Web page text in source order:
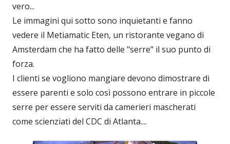
vero...
Le immagini qui sotto sono inquietanti e fanno
vedere il Metiamatic Eten, un ristorante vegano di
Amsterdam che ha fatto delle "serre" il suo punto di
forza.
I clienti se vogliono mangiare devono dimostrare di
essere parenti e solo così possono entrare in piccole
serre per essere serviti da camerieri mascherati
come scienziati del CDC di Atlanta....